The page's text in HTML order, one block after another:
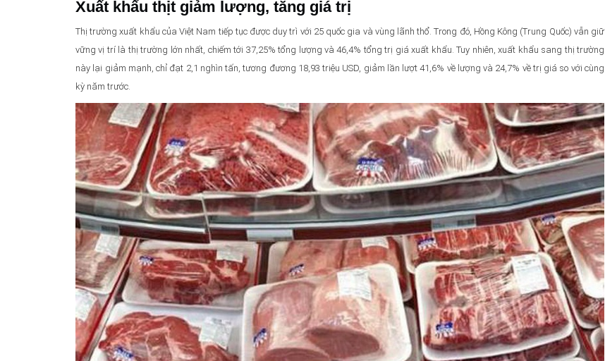
Xuất khẩu thịt giảm lượng, tăng giá trị
Thị trường xuất khẩu của Việt Nam tiếp tục được duy trì với 25 quốc gia và vùng lãnh thổ. Trong đó, Hồng Kông (Trung Quốc) vẫn giữ
vững vị trí là thị trường lớn nhất, chiếm tới 37,25% tổng lượng và 46,4% tổng trị giá xuất khẩu. Tuy nhiên, xuất khẩu sang thị trường
này lại giảm mạnh, chỉ đạt 2,1 nghìn tấn, tương đương 18,93 triệu USD, giảm lần lượt 41,6% về lượng và 24,7% về trị giá so với cùng
kỳ năm trước.